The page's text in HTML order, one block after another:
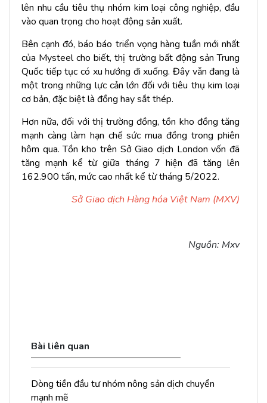
lên nhu cầu tiêu thụ nhóm kim loại công nghiệp, đầu
vào quan trọng cho hoạt động sản xuất.
Bên cạnh đó, báo báo triển vọng hàng tuần mới nhất
của Mysteel cho biết, thị trường bất động sản Trung
Quốc tiếp tục có xu hướng đi xuống. Đây vẫn đang là
một trong những lực cản lớn đối với tiêu thụ kim loại
cơ bản, đặc biệt là đồng hay sắt thép.
Hơn nữa, đối với thị trường đồng, tồn kho đồng tăng
mạnh càng làm hạn chế sức mua đồng trong phiên
hôm qua. Tồn kho trên Sở Giao dịch London vốn đã
tăng mạnh kể từ giữa tháng 7 hiện đã tăng lên
162.900 tấn, mức cao nhất kể từ tháng 5/2022.
Sở Giao dịch Hàng hóa Việt Nam (MXV)
Nguồn: Mxv
Bài liên quan
Dòng tiền đầu tư nhóm nông sản dịch chuyển
mạnh mẽ